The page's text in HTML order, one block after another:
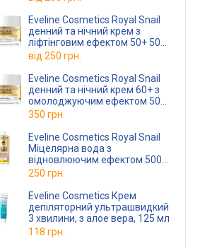
Eveline Cosmetics Royal Snail
денний та нічний крем з
ліфтінговим ефектом 50+ 50
мл
від 250 грн.
Eveline Cosmetics Royal Snail
денний та нічний крем 60+ з
омолоджуючим ефектом 50
мл
350 грн.
Eveline Cosmetics Royal Snail
Міцелярна вода з
відновлюючим ефектом 500
мл
250 грн.
Eveline Cosmetics Крем
депіляторний ультрашвидкий
3 хвилини, з алое вера, 125 мл
118 грн.